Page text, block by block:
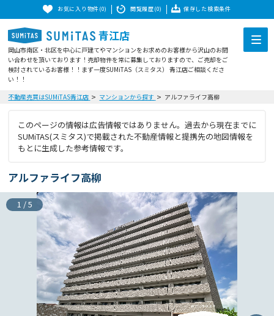
お気に入り物件(0) 閲覧履歴(0) 保存した検索条件
青江店
岡山市南区・北区を中心に戸建てやマンションをお求めのお客様から沢山のお問
い合わせを頂いております！売却物件を常に募集しておりますので、ご売却をご
検討されているお客様！！まず一度SUMiTAS（スミタス） 青江店ご相談くださ
い！！
不動産売買はSUMiTAS青江店
マンションから探す アルファライフ高柳
このページの情報は広告情報ではありません。過去から現在までに
SUMiTAS(スミタス)で掲載された不動産情報と提携先の地図情報を
もとに生成した参考情報です。
アルファライフ高柳
1 /5